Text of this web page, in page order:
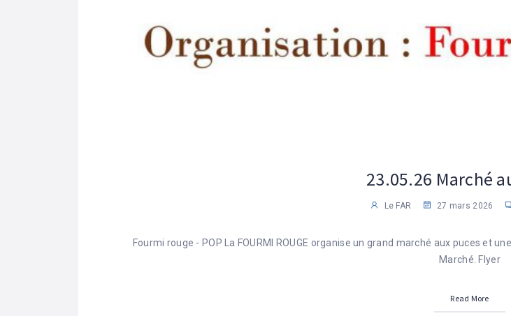
23.05.26 Marché
Le FAR 27 mars 2026
Fourmi rouge - POP La FOURMI ROUGE organise un grand marché aux puces et
Marché. Flyer
Read More